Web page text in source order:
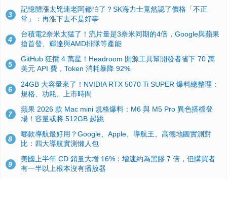
3
記憶體漲太兇連老闆都怕了？SK海力士竟然認了價格「不正
常」：再漲下去不是好事
4
台積電2奈米太猛了！流片量是3奈米同期的4倍，Google與蘋果
搶首發、輝達與AMD排隊等產能
5
GitHub 狂攬 4 萬星！Headroom 開源工具幫開發者省下 70 萬
美元 API 費，Token 消耗暴降 92%
6
24GB 大容量來了！NVIDIA RTX 5070 Ti SUPER 爆料總整理：
規格、功耗、上市時間
7
蘋果 2026 款 Mac mini 規格爆料：M6 與 M5 Pro 異色搭檔登
場！容量或將 512GB 起跳
8
哪款導航最好用？Google、Apple、導航王、高德地圖實測對
比：四大導航實測懶人包
9
美國上半年 CD 銷量大增 16%：增速約為黑膠 7 倍，但購買者
有一半以上根本沒有播放器